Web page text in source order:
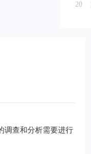
20
调查和分析需要进行